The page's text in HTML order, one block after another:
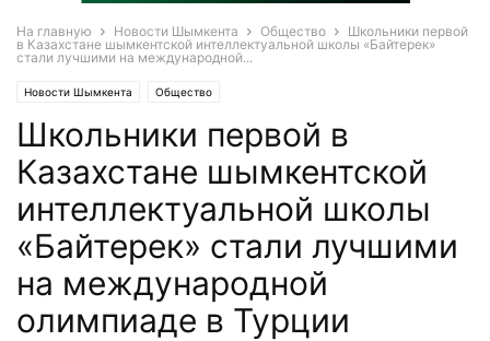
На главную Новости Шымкента Общество
Школьники первой
в Казахстане шымкентской интеллектуальной школы «Байтерек»
стали лучшими на международной...
Новости Шымкента Общество
Школьники первой в
Казахстане шымкентской
интеллектуальной школы
«Байтерек» стали лучшими
на международной
олимпиаде в Турции